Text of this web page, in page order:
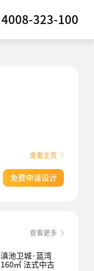
4008-323-100
查看主页
免费申请设计
查看更多
滇池卫城·蓝湾
160㎡ 法式中古